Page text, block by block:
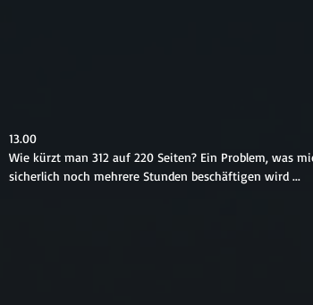
13.00
Wie kürzt man 312 auf 220 Seiten? Ein Problem, was
sicherlich noch mehrere Stunden beschäftigen wird ...